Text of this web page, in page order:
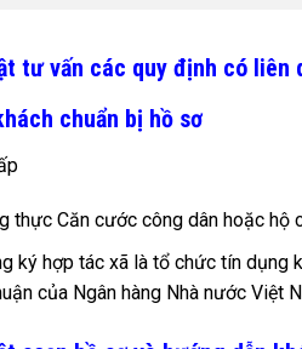
tư vấn các quy định có liên
chuẩn bị hồ sơ
thực Căn cước công dân hoặc hộ
ký hợp tác xã là tổ chức tín
của Ngân hàng Nhà nước Việt